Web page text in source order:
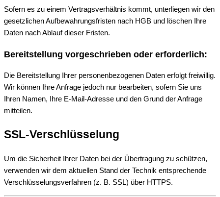
Sofern es zu einem Vertragsverhältnis kommt, unterliegen wir den
gesetzlichen Aufbewahrungsfristen nach HGB und löschen Ihre
Daten nach Ablauf dieser Fristen.
Bereitstellung vorgeschrieben oder erforderlich:
Die Bereitstellung Ihrer personenbezogenen Daten erfolgt freiwillig.
Wir können Ihre Anfrage jedoch nur bearbeiten, sofern Sie uns
Ihren Namen, Ihre E-Mail-Adresse und den Grund der Anfrage
mitteilen.
SSL-Verschlüsselung
Um die Sicherheit Ihrer Daten bei der Übertragung zu schützen,
verwenden wir dem aktuellen Stand der Technik entsprechende
Verschlüsselungsverfahren (z. B. SSL) über HTTPS.